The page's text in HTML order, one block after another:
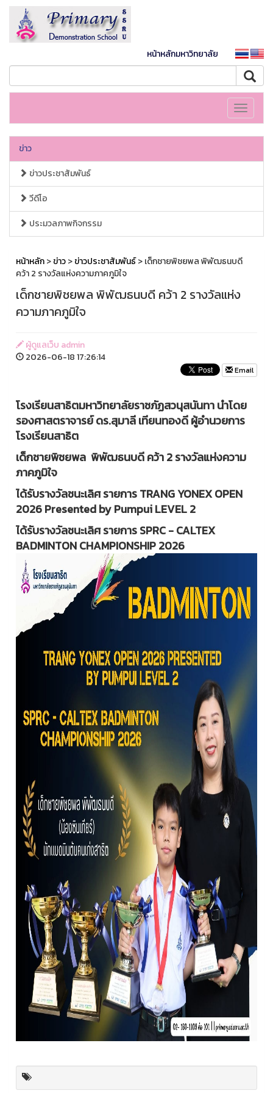
หน้าหลักมหาวิทยาลัย
Toggle
ข่าว
ข่าวประชาสัมพันธ์
วีดีโอ
ประมวลภาพกิจกรรม
หน้าหลัก>ข่าว>ข่าวประชาสัมพันธ์> เด็กชายพิชยพล พิพัฒธนบดี
คว้า 2 รางวัลแห่งความภาคภูมิใจ
เด็กชายพิชยพล พิพัฒธนบดี คว้า 2 รางวัลแห่ง
ความภาคภูมิใจ
ผู้ดูแลเว็บ admin
2026-06-18 17:26:14
Email
โรงเรียนสาธิตมหาวิทยาลัยราชภัฏสวนุสนันทา นำโดย
รองศาสตราจารย์ ดร.สุมาลี เทียนทองดี ผู้อำนวยการ
โรงเรียนสาธิต
เด็กชายพิชยพล พิพัฒธนบดี คว้า 2 รางวัลแห่งความ
ภาคภูมิใจ
ได้รับรางวัลชนะเลิศ รายการ TRANG YONEX OPEN
2026 Presented by Pumpui LEVEL 2
ได้รับรางวัลชนะเลิศ รายการ SPRC - CALTEX
BADMINTON CHAMPIONSHIP 2026